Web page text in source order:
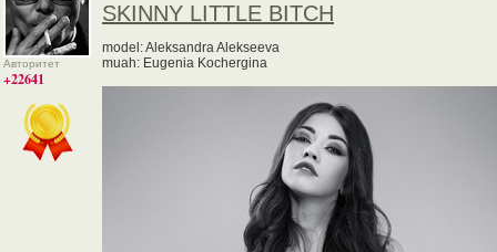
Авторитет
+22641
SKINNY LITTLE BITCH
model: Aleksandra Alekseeva
muah: Eugenia Kochergina